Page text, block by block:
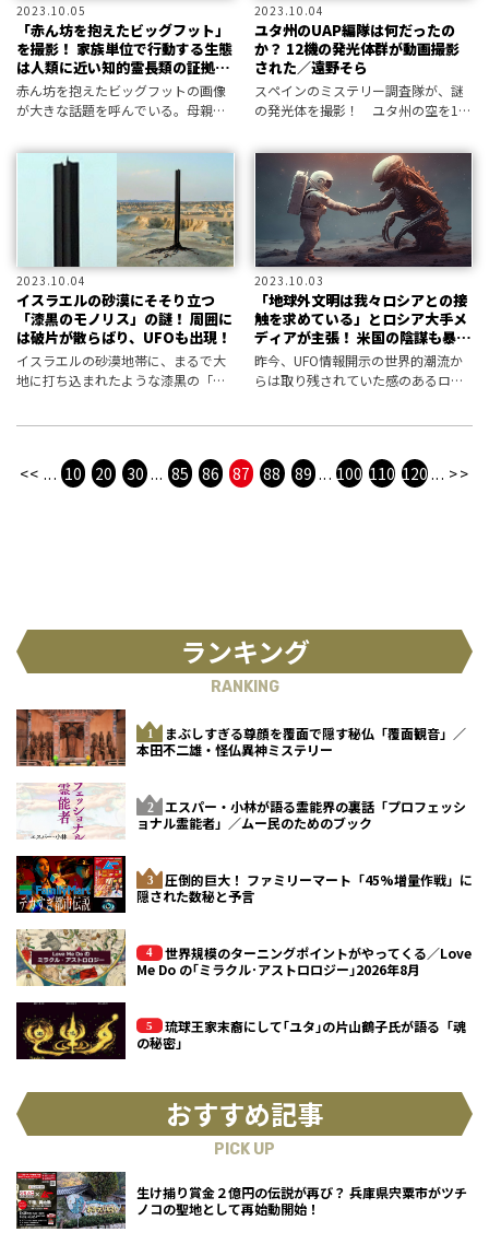
2023.10.05
「赤ん坊を抱えたビッグフット」
を撮影！ 家族単位で行動する生態
は人類に近い知的霊長類の証拠
か？
赤ん坊を抱えたビッグフットの画像
が大きな話題を呼んでいる。母親の
ーー!?
2023.10.04
ユタ州のUAP編隊は何だったの
か？ 12機の発光体群が動画撮影
された／遠野そら
スペインのミステリー調査隊が、謎
の発光体を撮影！ ユタ州の空を12
（2021年11月22日記事を再編集）
2023.10.04
イスラエルの砂漠にそそり立つ
「漆黒のモノリス」の謎！ 周囲に
は破片が散らばり、UFOも出現！
イスラエルの砂漠地帯に、まるで大
地に打ち込まれたような漆黒の「モ
2023.10.03
「地球外文明は我々ロシアとの接
触を求めている」とロシア大手メ
ディアが主張！ 米国の陰謀も暴露
し、宇宙的外圧の世論工作か!?
昨今、UFO情報開示の世界的潮流か
らは取り残されていた感のあるロシ
<< ... 10 20 30 ... 85 86 87 88 89 ... 100 110 120... >>
ランキング
RANKING
まぶしすぎる尊顔を覆面で隠す秘仏「覆面観音」／
本田不二雄・怪仏異神ミステリー
エスパー・小林が語る霊能界の裏話「プロフェッシ
ョナル霊能者」／ムー民のためのブック
圧倒的巨大！ ファミリーマート「45%増量作戦」に
隠された数秘と予言
世界規模のターニングポイントがやってくる／Love
Me Do の｢ミラクル･アストロロジー｣2026年8月
琉球王家末裔にして｢ユタ｣の片山鶴子氏が語る「魂
の秘密」
おすすめ記事
PICK UP
生け捕り賞金２億円の伝説が再び？ 兵庫県宍粟市がツチ
ノコの聖地として再始動開始！